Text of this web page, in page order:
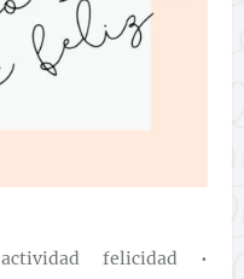
actividad felicidad •